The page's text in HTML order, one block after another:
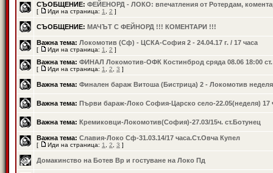
СЪОБЩЕНИЕ: ФЕЙЕНОРД - ЛОКО: впечатления от Ротердам,
[ Иди на страница: 1 2 ]
СЪОБЩЕНИЕ: МАЧЪТ С ФЕЙНОРД !!! КОМЕНТАРИ !!!
Важна тема: Локомотив (Сф) - ЦСКА-София 2 - 24.04.17 г. / 17 часа
[ Иди на страница: 1 2 ]
Важна тема: ФИНАЛ Локомотив-ОФК Костинброд сряда 08.06 18:00
[ Иди на страница: 1 2 3 ]
Важна тема: Финален бараж Витоша (Бистрица) 2 - Локомотив неделя
Важна тема: Първи бараж-Локо София-Царско село-22.05(неделя) 17
Важна тема: Кремиковци-Локомотив(София)-27.03/15ч. ст.Ботунец
Важна тема: Славия-Локо Сф-31.03.14/17 часа.Ст.Овча Купел
[ Иди на страница: 1 2 3 ]
Домакинство на Ботев Вр и гостуване на Локо Пд